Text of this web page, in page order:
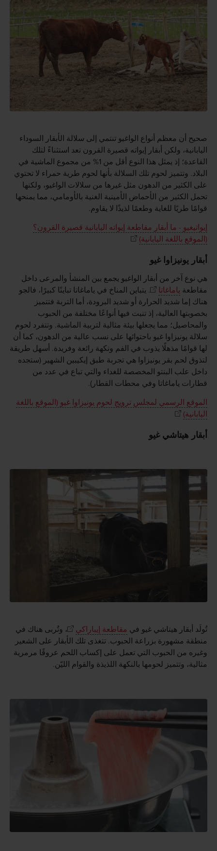
صحيح أن معظم أنواع الواغيو تنتمي إلى سلالة الأبقار السوداء
اليابانية، ولكن أبقار إيواته قصيرة القرون تعد استثناءً لتلك
القاعدة؛ إذ يمثل هذا النوع أقل من 1% من مجموع الماشية في
البلاد. وتتميز لحوم تلك السلالة بأنها لحوم طرية حمراء لا تحتوي
على الكثير من الدهون مثل غيرها من سلالات الواغيو، ولكنها
تحمل الكثير من الأحماض الأمينية الغنية بالأومامي، مما يمنحها
قوامًا طريًا للغاية وطعمًا لذيذًا لا يقاوم.
إيواتيغيو - ما أبقار مقاطعة إيواته اليابانية قصيرة القرون؟
(الموقع باللغة اليابانية)
أبقار يونيزاوا غيو
هي نوع آخر من أبقار الواغيو يجمع بين المنشأ والمرعى داخل
مقاطعة ياماغاتا
. يتباين المناخ في ياماغاتا تباينًا كبيرًا، فالجو
هناك إما شديد الحرارة أو شديد البرودة، أما التربة فتتميز
بخصوبتها العالية، إذ تنبت فيها أنواعًا مختلفة من الحبوب
والمحاصيل؛ مما يجعلها بيئة مثالية لتربية الماشية. وتتفرد لحوم
سلالة يونيزاوا غيو باحتوائها على نسب عالية من الدهون، كما أن
لها قوامًا مذهلًا يذوب في الفم ونكهة رائعة وفريدة. أسهل طريقة
لتذوق لحم بقر يونيزاوا هي تجربة طبق إيكيبين الشهير (ستجده
داخل علب البنتو المخصصة للغداء والتي تباع في عدد من
قطارات ياماغاتا وفي محطات القطار).
الموقع الرسمي لمجلس ترويج لحوم يونيزاوا غيو (الموقع باللغة
اليابانية)
أبقار هيتاشي غيو
تُولَد أبقار هيتاشي غيو في مقاطعة إيباراكي
، وتُربى هناك في
منطقة مشهورة بزراعة الحبوب. تتغذى تلك الأبقار على الشعير
وغيره من الحبوب التي تعمل على إكساب اللحم عروقًا مرمرية
مثالية، وتتميز لحومها بالنكهة اللذيذة والقوام الليّن.